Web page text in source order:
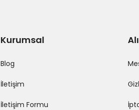
Kurumsal
Blog
İletişim
İletişim Formu